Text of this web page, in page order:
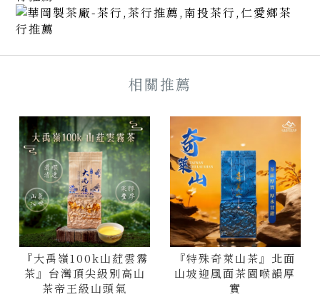
『大禹嶺100k山葒雲霧
茶』台灣頂尖級別高山
茶帝王級山頭氣
『特殊奇萊山茶』北面
山坡迎風面茶園喉韻厚
實